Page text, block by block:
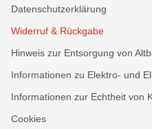
Datenschutzerklärung
Widerruf & Rückgabe
Hinweis zur Entsorgung von
Informationen zu Elektro- und
Informationen zur Echtheit von
Cookies